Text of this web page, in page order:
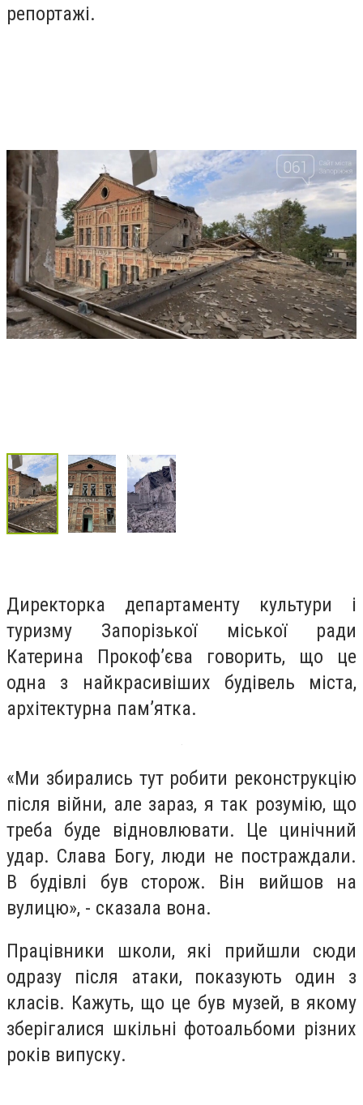
репортажі.
Директорка департаменту культури і
туризму Запорізької міської ради
Катерина Прокофʼєва говорить, що це
одна з найкрасивіших будівель міста,
архітектурна памʼятка.
«Ми збирались тут робити реконструкцію
після війни, але зараз, я так розумію, що
треба буде відновлювати. Це цинічний
удар. Слава Богу, люди не постраждали.
В будівлі був сторож. Він вийшов на
вулицю», - сказала вона.
Працівники школи, які прийшли сюди
одразу після атаки, показують один з
класів. Кажуть, що це був музей, в якому
зберігалися шкільні фотоальбоми різних
років випуску.